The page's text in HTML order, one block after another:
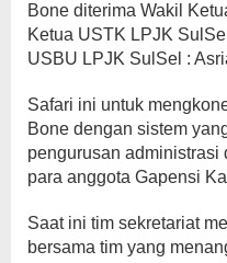
Bone diterima Wakil
Ketua USTK LPJK
USBU LPJK SulSel :
Safari ini untuk
Bone dengan sistem
pengurusan administrasi
para anggota Gapensi
Saat ini tim sekretariat
bersama tim yang